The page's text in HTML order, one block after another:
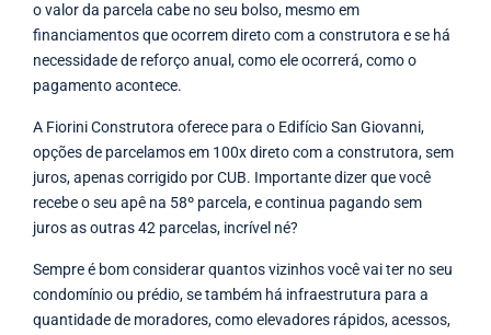
o valor da parcela cabe no seu bolso, mesmo em
financiamentos que ocorrem direto com a construtora e se há
necessidade de reforço anual, como ele ocorrerá, como o
pagamento acontece.
A Fiorini Construtora oferece para o Edifício San Giovanni,
opções de parcelamos em 100x direto com a construtora, sem
juros, apenas corrigido por CUB. Importante dizer que você
recebe o seu apê na 58º parcela, e continua pagando sem
juros as outras 42 parcelas, incrível né?
Sempre é bom considerar quantos vizinhos você vai ter no seu
condomínio ou prédio, se também há infraestrutura para a
quantidade de moradores, como elevadores rápidos, acessos,